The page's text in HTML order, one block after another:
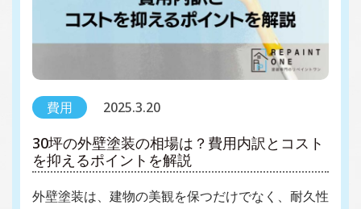
費用 2025.3.20
30坪の外壁塗装の相場は？費用内訳とコスト
を抑えるポイントを解説
外壁塗装は、建物の美観を保つだけでなく、耐久性